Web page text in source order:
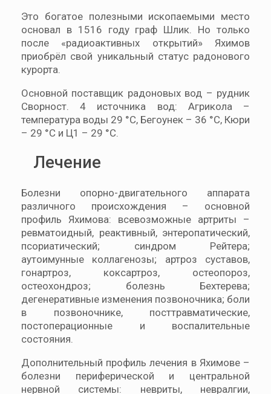
Это богатое полезными ископаемыми место
основал в 1516 году граф Шлик. Но только
после «радиоактивных открытий» Яхимов
приобрёл свой уникальный статус радонового
курорта.
Основной поставщик радоновых вод – рудник
Сворност. 4 источника вод: Агрикола –
температура воды 29 °C, Бегоунек – 36 °C, Кюри
– 29 °C и Ц1 – 29 °C.
Лечение
Болезни опорно-двигательного аппарата
различного происхождения – основной
профиль Яхимова: всевозможные артриты –
ревматоидный, реактивный, энтеропатический,
псориатический; синдром Рейтера;
аутоимунные коллагенозы; артроз суставов,
гонартроз, коксартроз, остеопороз,
остеохондроз; болезнь Бехтерева;
дегенеративные изменения позвоночника; боли
в позвоночнике, посттравматические,
постоперационные и воспалительные
состояния.
Дополнительный профиль лечения в Яхимове –
болезни периферической и центральной
нервной системы: невриты, невралгии,